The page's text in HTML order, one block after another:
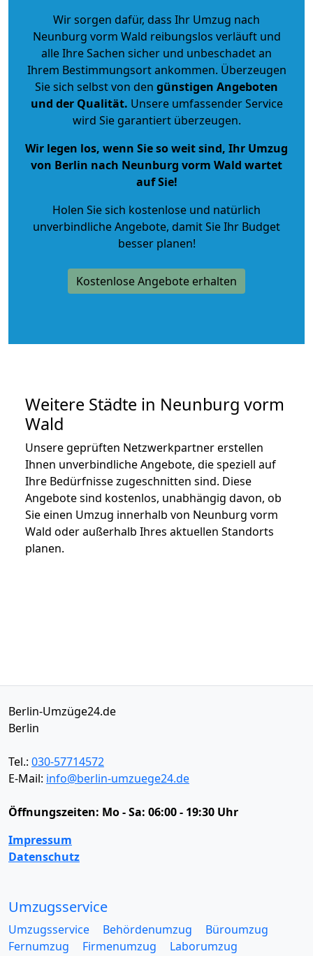
Wir sorgen dafür, dass Ihr Umzug nach
Neunburg vorm Wald reibungslos verläuft und
alle Ihre Sachen sicher und unbeschadet an
Ihrem Bestimmungsort ankommen. Überzeugen
Sie sich selbst von den günstigen Angeboten
und der Qualität. Unsere umfassender Service
wird Sie garantiert überzeugen.
Wir legen los, wenn Sie so weit sind, Ihr Umzug
von Berlin nach Neunburg vorm Wald wartet
auf Sie!
Holen Sie sich kostenlose und natürlich
unverbindliche Angebote, damit Sie Ihr Budget
besser planen!
Kostenlose Angebote erhalten
Weitere Städte in Neunburg vorm
Wald
Unsere geprüften Netzwerkpartner erstellen
Ihnen unverbindliche Angebote, die speziell auf
Ihre Bedürfnisse zugeschnitten sind. Diese
Angebote sind kostenlos, unabhängig davon, ob
Sie einen Umzug innerhalb von Neunburg vorm
Wald oder außerhalb Ihres aktuellen Standorts
planen.
Berlin-Umzüge24.de
Berlin
Tel.: 030-57714572
E-Mail: info@berlin-umzuege24.de
Öffnungszeiten: Mo - Sa: 06:00 - 19:30 Uhr
Impressum
Datenschutz
Umzugsservice
Umzugsservice Behördenumzug
Büroumzug
Fernumzug
Firmenumzug
Laborumzug